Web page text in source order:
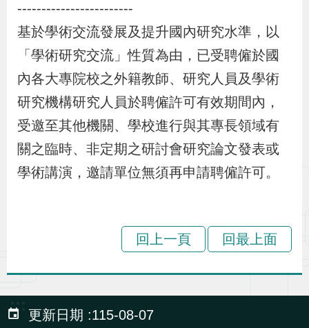
線
申
辦
宣
導
專
結
------------------------
基於學術交流發展及提升國內研究水準，以
「學術研究交流」性質為由，已受聘僱於國
內各大專院校之外籍教師、研究人員及學術
研究機構研究人員於聘僱許可有效期間內，
受邀至其他機關、學校進行與其專長領域有
關之臨時、非定期之研討會研究論文發表或
學術講演，邀請單位無須再申請聘僱許可。
回上一頁 回最上面
:::
更新日期
115-08-07